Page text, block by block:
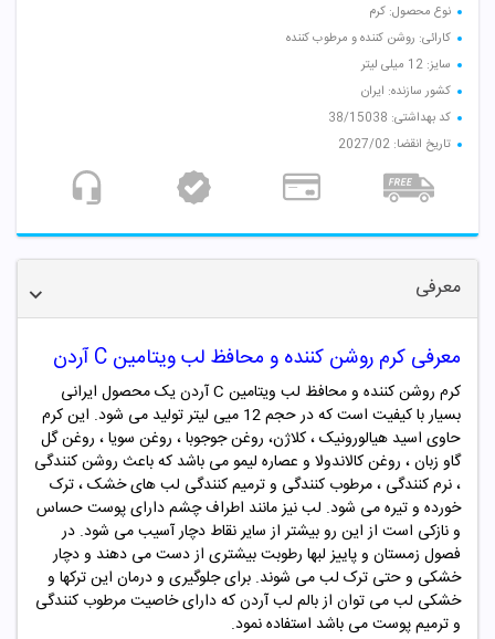
نوع محصول: کرم
کارائی: روشن کننده و مرطوب کننده
سایز: 12 میلی لیتر
کشور سازنده: ایران
کد بهداشتی: 38/15038
تاریخ انقضا: 2027/02
معرفی
معرفی کرم روشن کننده و محافظ لب ویتامین C آردن
کرم روشن کننده و محافظ لب ویتامین C آردن یک محصول ایرانی
بسیار با کیفیت است که در حجم 12 میی لیتر تولید می شود. این کرم
حاوی اسید هیالورونیک ، کلاژن، روغن جوجوبا ، روغن سویا ، روغن گل
گاو زبان ، روغن کالاندولا و عصاره لیمو می باشد که باعث روشن کنندگی
، نرم کنندگی ، مرطوب کنندگی و ترمیم کنندگی لب های خشک ، ترک
خورده و تیره می شود. لب نیز مانند اطراف چشم دارای پوست حساس
و نازکی است از این رو بیشتر از سایر نقاط دچار آسیب می شود. در
فصول زمستان و پاییز لبها رطوبت بیشتری از دست می دهند و دچار
خشکی و حتی ترک لب می شوند. برای جلوگیری و درمان این ترکها و
خشکی لب می توان از بالم لب آردن که دارای خاصیت مرطوب کنندگی
و ترمیم پوست می باشد استفاده نمود.